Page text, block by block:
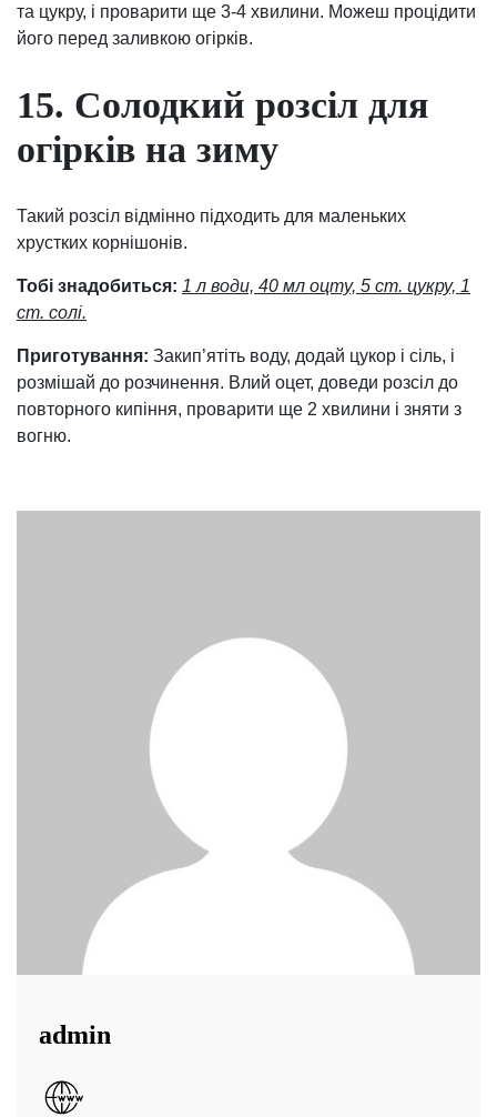
та цукру, і проварити ще 3-4 хвилини. Можеш процідити
його перед заливкою огірків.
15. Солодкий розсіл для
огірків на зиму
Такий розсіл відмінно підходить для маленьких
хрустких корнішонів.
Тобі знадобиться: 1 л води, 40 мл оцту, 5 ст. цукру, 1
ст. солі.
Приготування: Закип’ятіть воду, додай цукор і сіль, і
розмішай до розчинення. Влий оцет, доведи розсіл до
повторного кипіння, проварити ще 2 хвилини і зняти з
вогню.
admin